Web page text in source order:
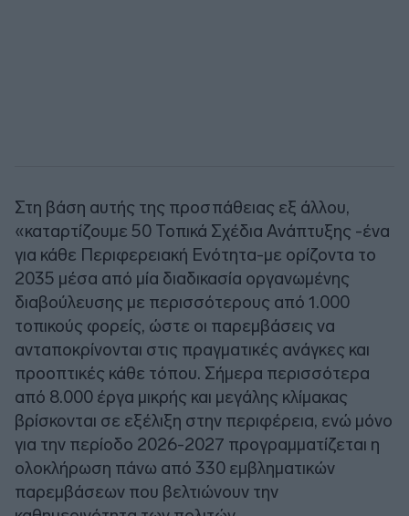
Στη βάση αυτής της προσπάθειας εξ άλλου,
«καταρτίζουμε 50 Τοπικά Σχέδια Ανάπτυξης -ένα
για κάθε Περιφερειακή Ενότητα-με ορίζοντα το
2035 μέσα από μία διαδικασία οργανωμένης
διαβούλευσης με περισσότερους από 1.000
τοπικούς φορείς, ώστε οι παρεμβάσεις να
ανταποκρίνονται στις πραγματικές ανάγκες και
προοπτικές κάθε τόπου. Σήμερα περισσότερα
από 8.000 έργα μικρής και μεγάλης κλίμακας
βρίσκονται σε εξέλιξη στην περιφέρεια, ενώ μόνο
για την περίοδο 2026-2027 προγραμματίζεται η
ολοκλήρωση πάνω από 330 εμβληματικών
παρεμβάσεων που βελτιώνουν την